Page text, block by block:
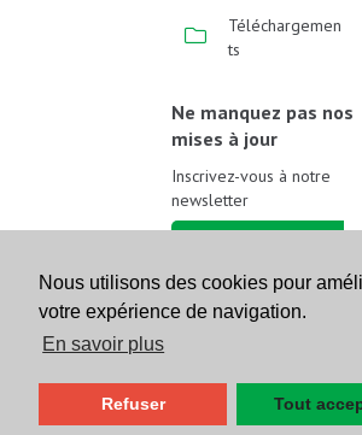
Nous utilisons des cookies pour
votre expérience de navigation.
En savoir plus
Refuser Tout
Téléchargemen
ts
Ne manquez pas nos
mises à jour
Inscrivez-vous à notre
newsletter
Suivez-nous sur les